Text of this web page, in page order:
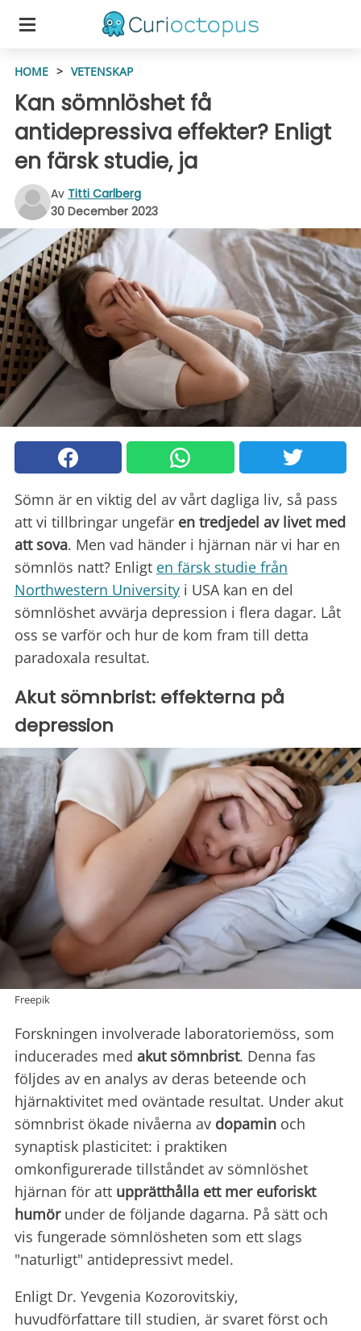
HOME > VETENSKAP
Kan sömnlöshet få
antidepressiva effekter? Enligt
en färsk studie, ja
Av Titti Carlberg
30 December 2023
Sömn är en viktig del av vårt dagliga liv, så pass
att vi tillbringar ungefär en tredjedel av livet med
att sova. Men vad händer i hjärnan när vi har en
sömnlös natt? Enligt en färsk studie från
Northwestern University i USA kan en del
sömnlöshet avvärja depression i flera dagar. Låt
oss se varför och hur de kom fram till detta
paradoxala resultat.
Akut sömnbrist: effekterna på
depression
Freepik
Forskningen involverade laboratoriemöss, som
inducerades med akut sömnbrist. Denna fas
följdes av en analys av deras beteende och
hjärnaktivitet med oväntade resultat. Under akut
sömnbrist ökade nivåerna av dopamin och
synaptisk plasticitet: i praktiken
omkonfigurerade tillståndet av sömnlöshet
hjärnan för att upprätthålla ett mer euforiskt
humörunder de följande dagarna. På sätt och
vis fungerade sömnlösheten som ett slags
"naturligt" antidepressivt medel.
Enligt Dr. Yevgenia Kozorovitskiy,
huvudförfattare till studien, är svaret först och